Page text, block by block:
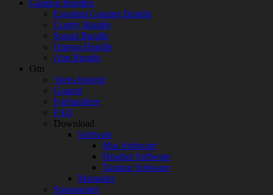
Gaming Bundles
Essential Gaming Bundle
Comfy Bundle
Sound Bundle
Omega Bundle
Aim Bundle
Om
Vores historie
Garanti
Forhandlere
FAQ
Download
Software
Mus Software
Headset Software
Tastatur Software
Manualer
Sponsorater